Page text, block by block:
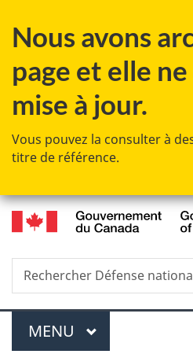
à
»
à
Nous avons
page et elle
mise à jour.
Vous pouvez la consulter à
titre de référence.
Recherche
Rechercher
Défense
Menu
MENU PRINCIPAL